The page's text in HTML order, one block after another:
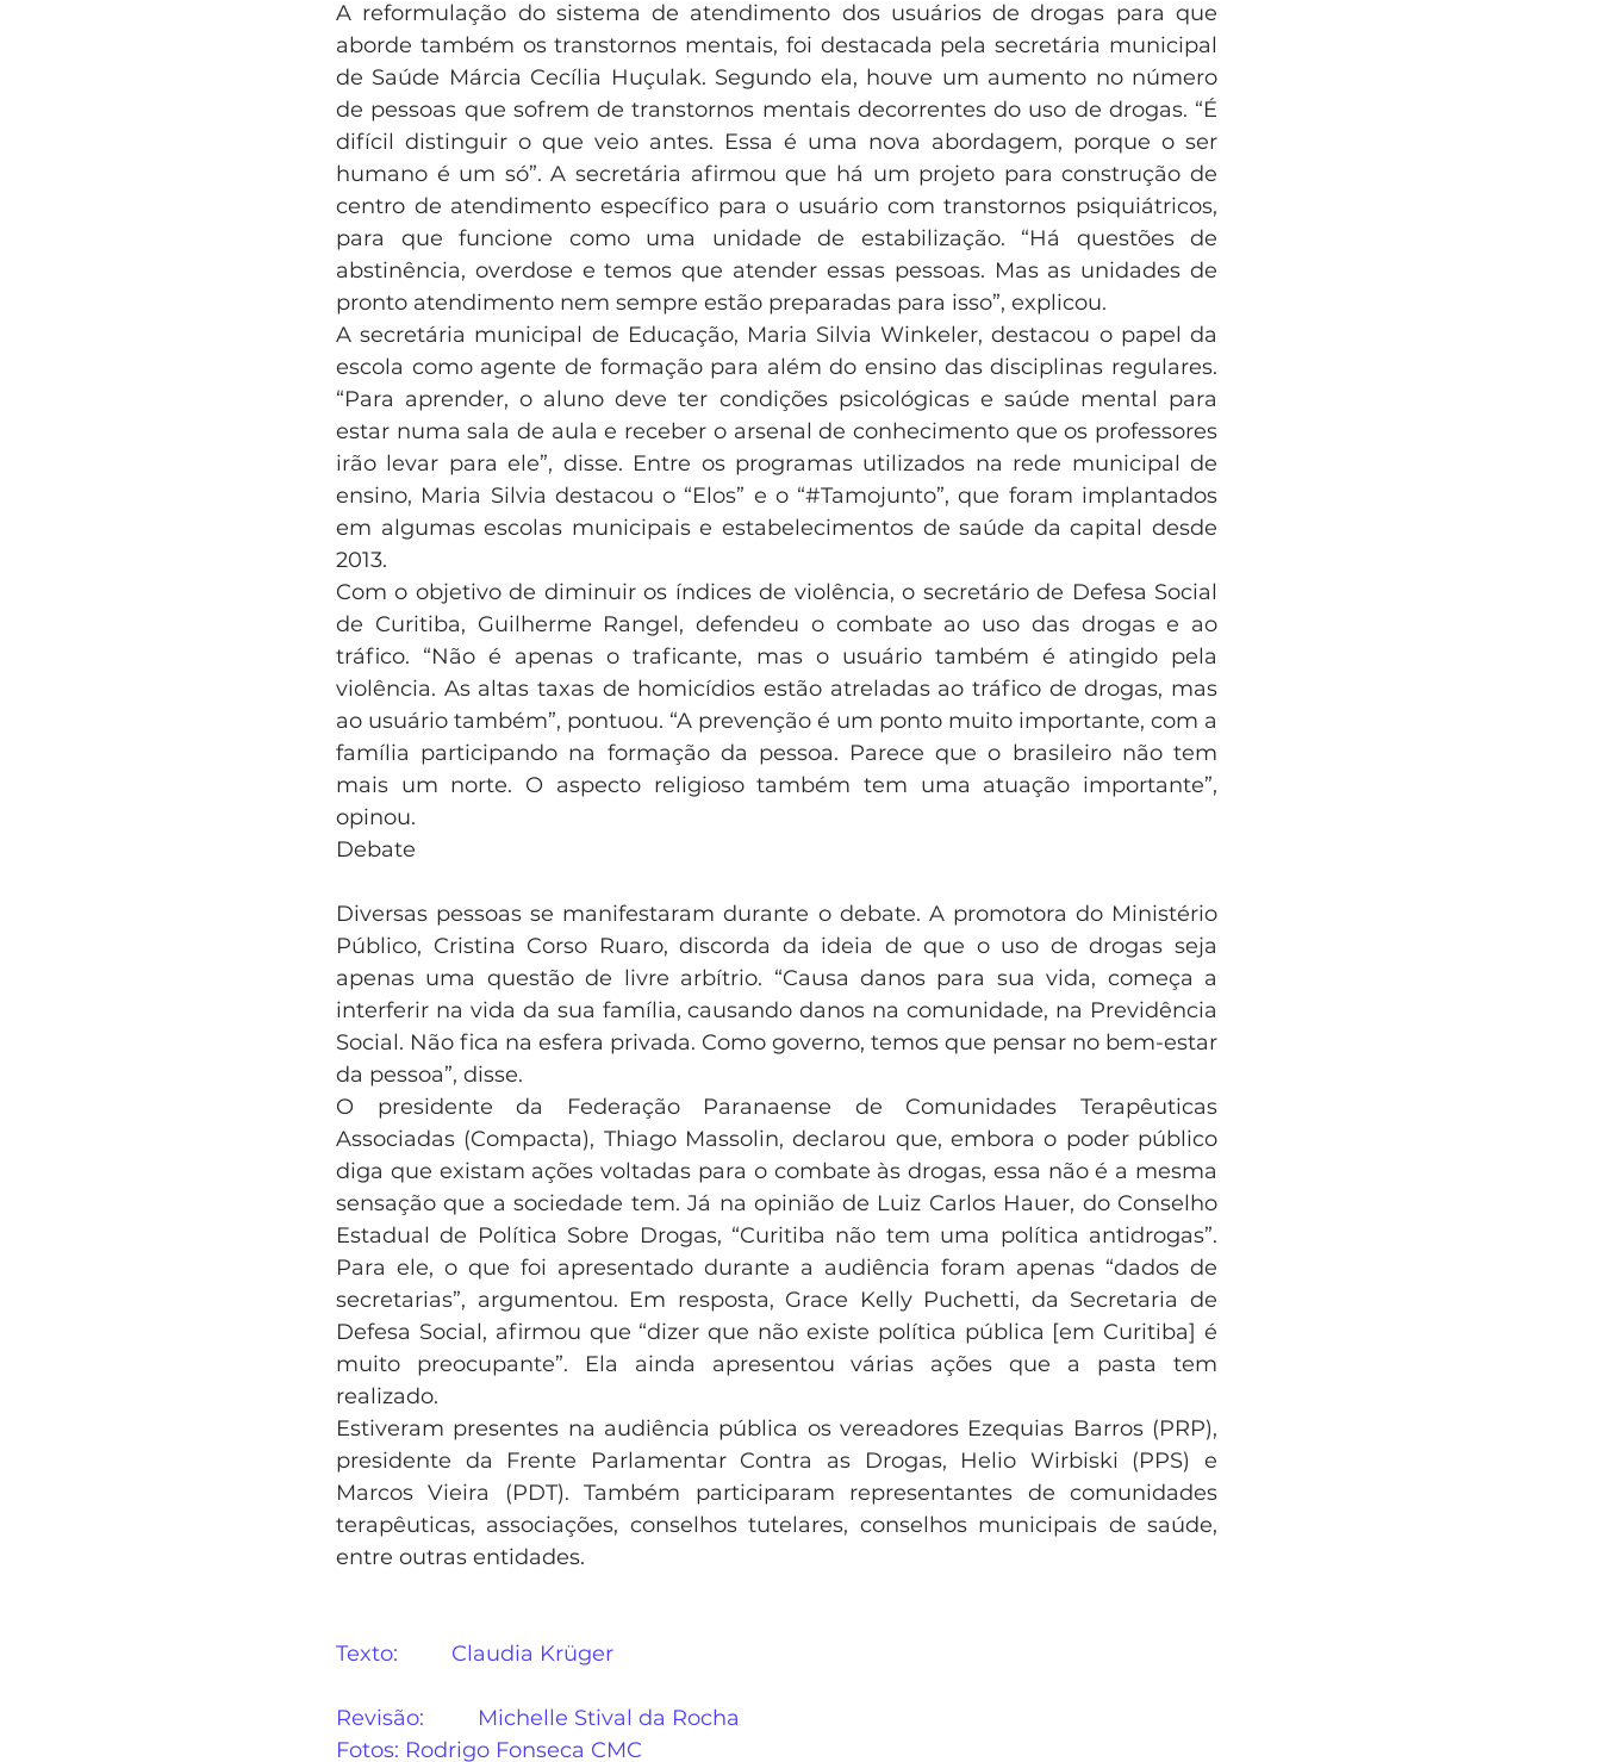
A reformulação do sistema de atendimento dos usuários de drogas para que
aborde também os transtornos mentais, foi destacada pela secretária municipal
de Saúde Márcia Cecília Huçulak. Segundo ela, houve um aumento no número
de pessoas que sofrem de transtornos mentais decorrentes do uso de drogas. “É
difícil distinguir o que veio antes. Essa é uma nova abordagem, porque o ser
humano é um só”. A secretária afirmou que há um projeto para construção de
centro de atendimento específico para o usuário com transtornos psiquiátricos,
para que funcione como uma unidade de estabilização. “Há questões de
abstinência, overdose e temos que atender essas pessoas. Mas as unidades de
pronto atendimento nem sempre estão preparadas para isso”, explicou.
A secretária municipal de Educação, Maria Silvia Winkeler, destacou o papel da
escola como agente de formação para além do ensino das disciplinas regulares.
“Para aprender, o aluno deve ter condições psicológicas e saúde mental para
estar numa sala de aula e receber o arsenal de conhecimento que os professores
irão levar para ele”, disse. Entre os programas utilizados na rede municipal de
ensino, Maria Silvia destacou o “Elos” e o “#Tamojunto”, que foram implantados
em algumas escolas municipais e estabelecimentos de saúde da capital desde
2013.
Com o objetivo de diminuir os índices de violência, o secretário de Defesa Social
de Curitiba, Guilherme Rangel, defendeu o combate ao uso das drogas e ao
tráfico. “Não é apenas o traficante, mas o usuário também é atingido pela
violência. As altas taxas de homicídios estão atreladas ao tráfico de drogas, mas
ao usuário também”, pontuou. “A prevenção é um ponto muito importante, com a
família participando na formação da pessoa. Parece que o brasileiro não tem
mais um norte. O aspecto religioso também tem uma atuação importante”,
opinou.
Debate
Diversas pessoas se manifestaram durante o debate. A promotora do Ministério
Público, Cristina Corso Ruaro, discorda da ideia de que o uso de drogas seja
apenas uma questão de livre arbítrio. “Causa danos para sua vida, começa a
interferir na vida da sua família, causando danos na comunidade, na Previdência
Social. Não fica na esfera privada. Como governo, temos que pensar no bem-estar
da pessoa”, disse.
O presidente da Federação Paranaense de Comunidades Terapêuticas
Associadas (Compacta), Thiago Massolin, declarou que, embora o poder público
diga que existam ações voltadas para o combate às drogas, essa não é a mesma
sensação que a sociedade tem. Já na opinião de Luiz Carlos Hauer, do Conselho
Estadual de Política Sobre Drogas, “Curitiba não tem uma política antidrogas”.
Para ele, o que foi apresentado durante a audiência foram apenas “dados de
secretarias”, argumentou. Em resposta, Grace Kelly Puchetti, da Secretaria de
Defesa Social, afirmou que “dizer que não existe política pública [em Curitiba] é
muito preocupante”. Ela ainda apresentou várias ações que a pasta tem
realizado.
Estiveram presentes na audiência pública os vereadores Ezequias Barros (PRP),
presidente da Frente Parlamentar Contra as Drogas, Helio Wirbiski (PPS) e
Marcos Vieira (PDT). Também participaram representantes de comunidades
terapêuticas, associações, conselhos tutelares, conselhos municipais de saúde,
entre outras entidades.
Texto:         Claudia Krüger
Revisão:         Michelle Stival da Rocha
Fotos: Rodrigo Fonseca CMC